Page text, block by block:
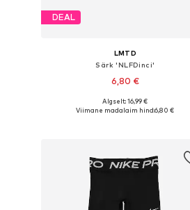
DEAL
LMTD
Särk 'NLFDinci'
6,80 €
Algselt: 16,99 €
Viimane madalaim hind:6,80 €